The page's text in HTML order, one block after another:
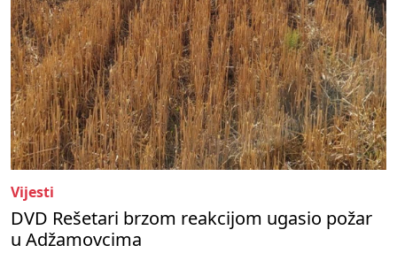
Vijesti
DVD Rešetari brzom reakcijom ugasio požar
u Adžamovcima